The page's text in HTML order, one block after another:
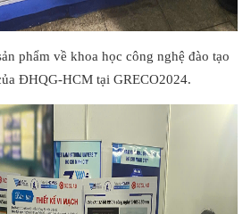
phẩm về khoa học công nghệ đào tạo
ĐHQG-HCM tại GRECO2024.